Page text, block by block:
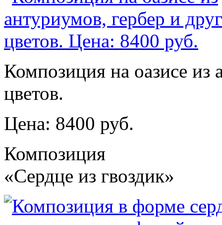
Композиция на оазисе из
цветов.
Цена: 8400 руб.
Композиция
«Сердце из гвоздик»